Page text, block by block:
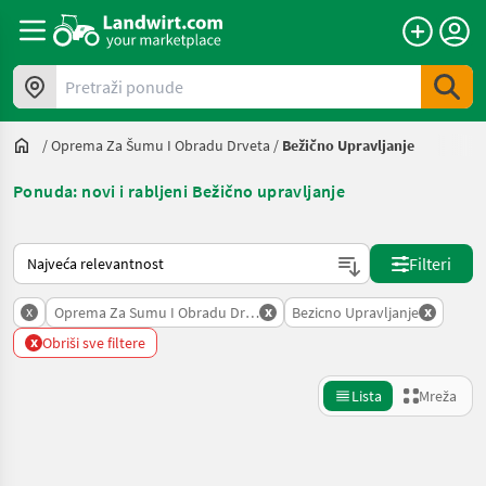
Pretraži ponude
/Oprema Za Šumu I Obradu Drveta / Bežično Upravljanje
Ponuda: novi i rabljeni Bežično upravljanje
Način na koji sortira Landwirt.com
Filteri
x Oprema Za Sumu I Obradu Drveta
x Bezicno Upravljanje x
x Obriši sve filtere
Lista Mreža